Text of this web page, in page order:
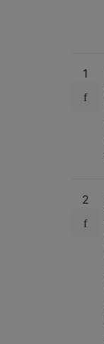
1
2